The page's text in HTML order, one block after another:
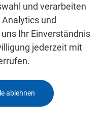
von
und den
des Kofferraums
und verarbeiten
und
Ihr Einverständnis
jederzeit mit
ablehnen